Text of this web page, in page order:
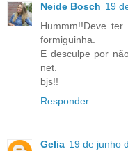
Neide Bosch 19
Hummm!!Deve
formiguinha.
E desculpe por
net.
bjs!!
Responder
Gelia 19 de junho